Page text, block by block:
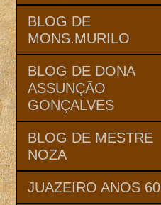
BLOG DE
MONS.MURILO
BLOG DE DONA
ASSUNÇÃO
GONÇALVES
BLOG DE MESTRE
NOZA
JUAZEIRO ANOS 60